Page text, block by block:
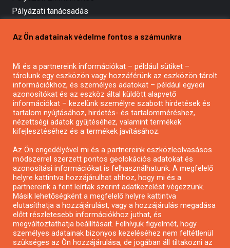
Pályázati tanácsadás
Mezőgazdasági pályázatírás
Pályázatírás civil szervezeteknek
Pályázatírás önkormányzatoknak
Pályázatfigyelés
Specifikus pályázatfigyelés vagy hírlevél
Pályázatok magánszemélyeknek
Pályázatok civil szervezeteknek
Pályázatok vállalkozásoknak
Önkormányzati pályázatok
Mezőgazdasági pályázatok
Az Ön adatainak védelme fontos a számunkra
Mi és a partnereink információkat – például sütiket –
tárolunk egy eszközön vagy hozzáférünk az eszközön tárolt
információkhoz, és személyes adatokat – például egyedi
azonosítókat és az eszköz által küldött alapvető
információkat – kezelünk személyre szabott hirdetések és
tartalom nyújtásához, hirdetés- és tartalomméréshez,
nézettségi adatok gyűjtéséhez, valamint termékek
kifejlesztéséhez és a termékek javításához.
Az Ön engedélyével mi és a partnereink eszközleolvasásos
módszerrel szerzett pontos geolokációs adatokat és
azonosítási információkat is felhasználhatunk. A megfelelő
helyre kattintva hozzájárulhat ahhoz, hogy mi és a
partnereink a fent leírtak szerint adatkezelést végezzünk.
Másik lehetőségként a megfelelő helyre kattintva
elutasíthatja a hozzájárulást, vagy a hozzájárulás megadása
előtt részletesebb információkhoz juthat, és
megváltoztathatja beállításait. Felhívjuk figyelmét, hogy
személyes adatainak bizonyos kezeléséhez nem feltétlenül
szükséges az Ön hozzájárulása, de jogában áll tiltakozni az